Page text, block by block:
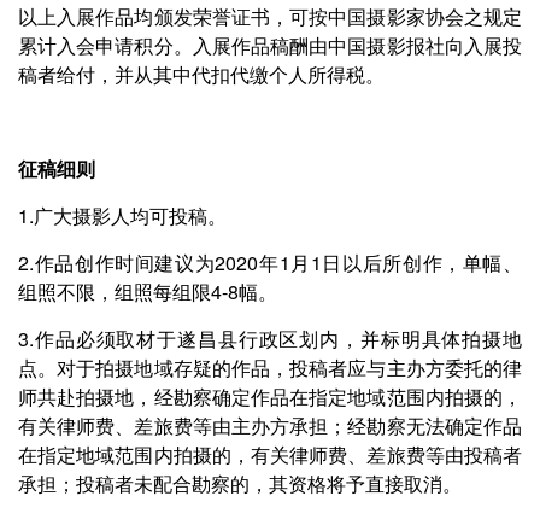
以上入展作品均颁发荣誉证书，可按中国摄影家协会之规定
累计入会申请积分。入展作品稿酬由中国摄影报社向入展投
稿者给付，并从其中代扣代缴个人所得税。
征稿细则
1.广大摄影人均可投稿。
2.作品创作时间建议为2020年1月1日以后所创作，单幅、
组照不限，组照每组限4-8幅。
3.作品必须取材于遂昌县行政区划内，并标明具体拍摄地
点。对于拍摄地域存疑的作品，投稿者应与主办方委托的律
师共赴拍摄地，经勘察确定作品在指定地域范围内拍摄的，
有关律师费、差旅费等由主办方承担；经勘察无法确定作品
在指定地域范围内拍摄的，有关律师费、差旅费等由投稿者
承担；投稿者未配合勘察的，其资格将予直接取消。